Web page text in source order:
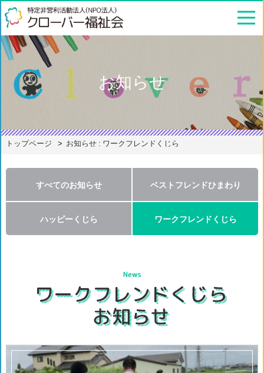
お知らせ
トップページ お知らせ : ワークフレンドくじら
すべてのお知らせ ベストフレンドひまわり
ハッピーくじら ワークフレンドくじら